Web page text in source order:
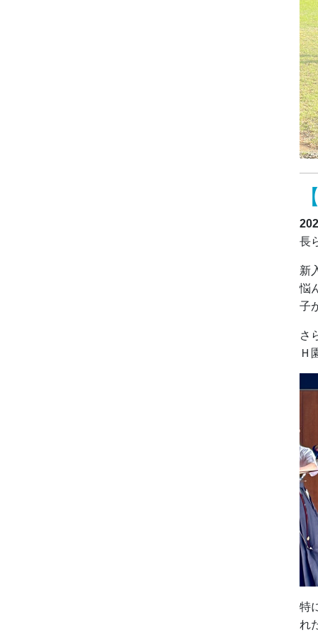
長
新
悩
子
さ
Ｈ
特
れ